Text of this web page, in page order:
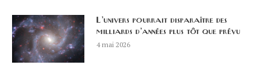
L’univers pourrait disparaître des
milliards d’années plus tôt que prévu
4 mai 2026